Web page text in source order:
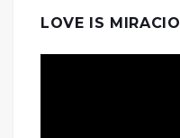
LOVE IS MIRACIO